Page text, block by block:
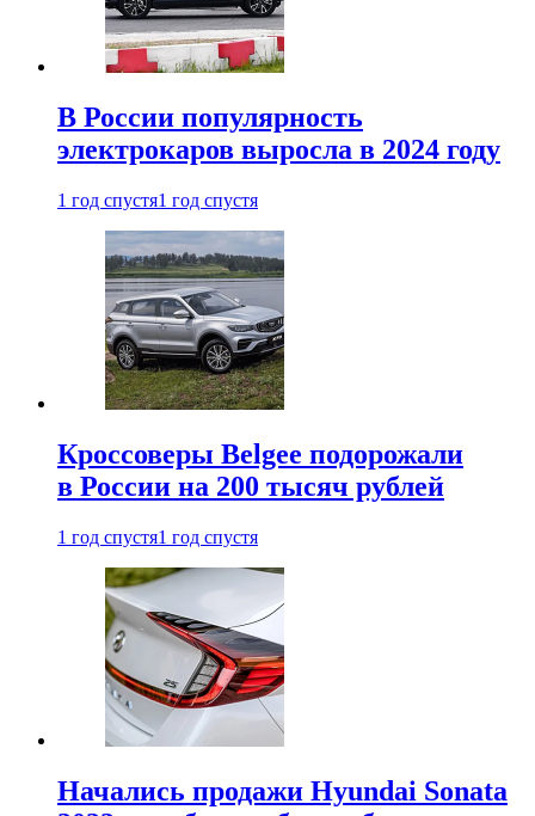
В России популярность
электрокаров выросла в 2024 году
1 год спустя1 год спустя
Кроссоверы Belgee подорожали
в России на 200 тысяч рублей
1 год спустя1 год спустя
Начались продажи Hyundai Sonata